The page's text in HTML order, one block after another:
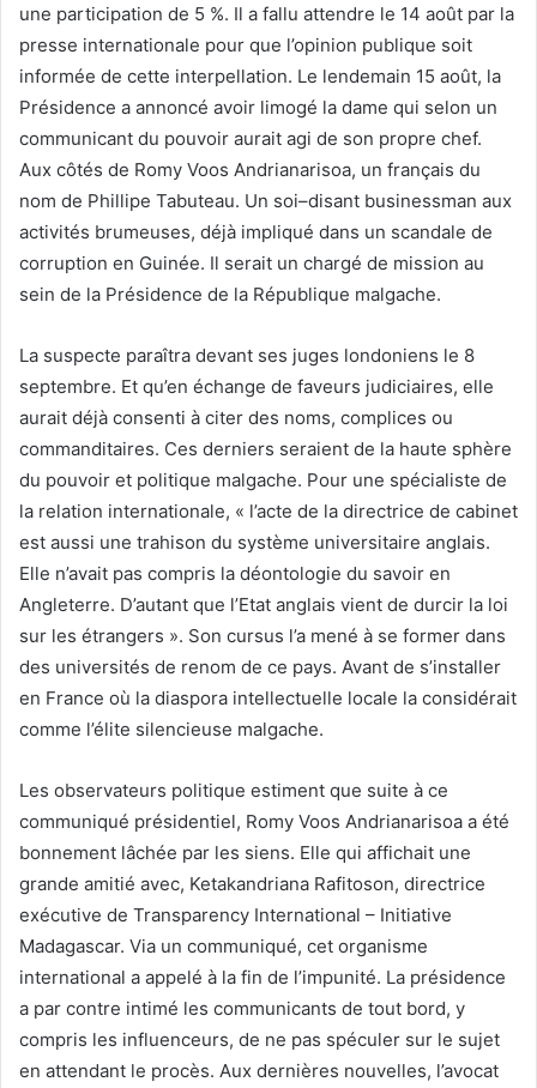
une participation de 5 %. Il a fallu attendre le 14 août par la
presse internationale pour que l’opinion publique soit
informée de cette interpellation. Le lendemain 15 août, la
Présidence a annoncé avoir limogé la dame qui selon un
communicant du pouvoir aurait agi de son propre chef.
Aux côtés de Romy Voos Andrianarisoa, un français du
nom de Phillipe Tabuteau. Un soi–disant businessman aux
activités brumeuses, déjà impliqué dans un scandale de
corruption en Guinée. Il serait un chargé de mission au
sein de la Présidence de la République malgache.
La suspecte paraîtra devant ses juges londoniens le 8
septembre. Et qu’en échange de faveurs judiciaires, elle
aurait déjà consenti à citer des noms, complices ou
commanditaires. Ces derniers seraient de la haute sphère
du pouvoir et politique malgache. Pour une spécialiste de
la relation internationale, « l’acte de la directrice de cabinet
est aussi une trahison du système universitaire anglais.
Elle n’avait pas compris la déontologie du savoir en
Angleterre. D’autant que l’Etat anglais vient de durcir la loi
sur les étrangers ». Son cursus l’a mené à se former dans
des universités de renom de ce pays. Avant de s’installer
en France où la diaspora intellectuelle locale la considérait
comme l’élite silencieuse malgache.
Les observateurs politique estiment que suite à ce
communiqué présidentiel, Romy Voos Andrianarisoa a été
bonnement lâchée par les siens. Elle qui affichait une
grande amitié avec, Ketakandriana Rafitoson, directrice
exécutive de Transparency International – Initiative
Madagascar. Via un communiqué, cet organisme
international a appelé à la fin de l’impunité. La présidence
a par contre intimé les communicants de tout bord, y
compris les influenceurs, de ne pas spéculer sur le sujet
en attendant le procès. Aux dernières nouvelles, l’avocat